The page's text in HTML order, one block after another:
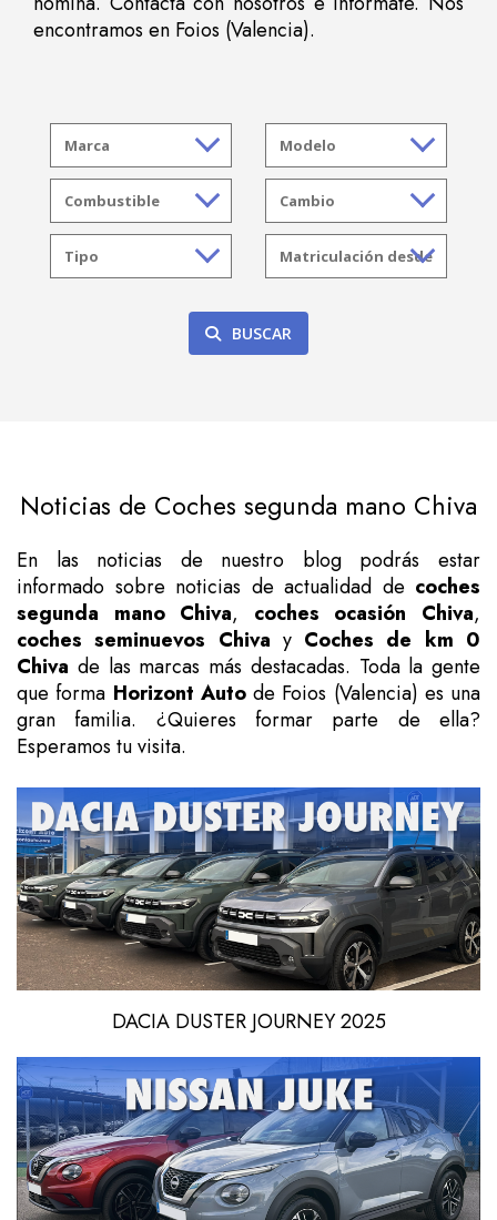
encontramos en Foios (Valencia).
BUSCAR
Noticias de Coches segunda mano Chiva
En las noticias de nuestro blog podrás estar
informado sobre noticias de actualidad de coches
segunda mano Chiva, coches ocasión Chiva,
coches seminuevos Chiva y Coches de km 0
Chiva de las marcas más destacadas. Toda la gente
que forma Horizont Autode Foios (Valencia) es una
gran familia. ¿Quieres formar parte de ella?
Esperamos tu visita.
DACIA DUSTER JOURNEY 2025